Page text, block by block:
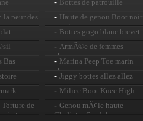
la peur des
Bas
de
Bottes de patrouille
- Haute de genou Boot noir
verni
- Bottes gogo blanc brevet
- ArmÃ©e de femmes
chaussures
- Marina Peep Toe marin
chaussure
- Jiggy bottes allez allez
- Milice Boot Knee High
- Genou mÃ¢le haute
Gladiator Sandals